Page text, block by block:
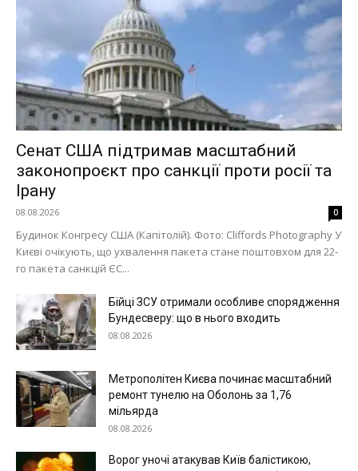
Сенат США підтримав масштабний
законопроєкт про санкції проти росії та
Ірану
08.08.2026 0
Будинок Конгресу США (Капітолій). Фото: Cliffords Photography У
Києві очікують, що ухвалення пакета стане поштовхом для 22-
го пакета санкцій ЄС...
Бійці ЗСУ отримали особливе спорядження
Бундесверу: що в нього входить
08.08.2026
Метрополітен Києва починає масштабний
ремонт тунелю на Оболонь за 1,76
мільярда
08.08.2026
Ворог уночі атакував Київ балістикою,